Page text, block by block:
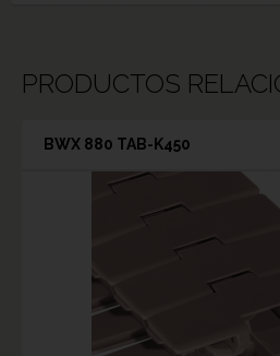
PRODUCTOS
BWX 880 TAB-K450